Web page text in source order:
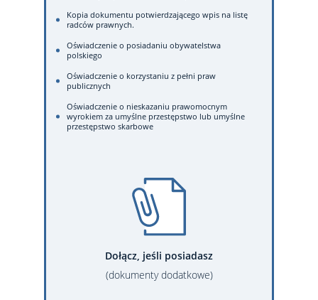
Kopia dokumentu potwierdzającego wpis na listę
radców prawnych.
Oświadczenie o posiadaniu obywatelstwa
polskiego
Oświadczenie o korzystaniu z pełni praw
publicznych
Oświadczenie o nieskazaniu prawomocnym
wyrokiem za umyślne przestępstwo lub umyślne
przestępstwo skarbowe
Dołącz, jeśli posiadasz
(dokumenty dodatkowe)